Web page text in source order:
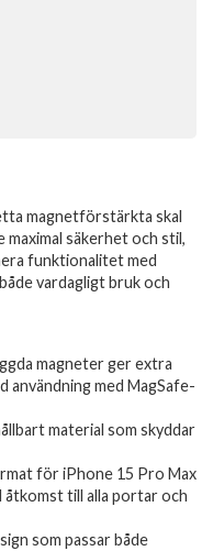
magnetförstärkta skal
säkerhet och stil,
funktionalitet med
vardagligt bruk och
magneter ger extra
användning med MagSafe-
material som skyddar
för iPhone 15 Pro Max
till alla portar och
som passar både